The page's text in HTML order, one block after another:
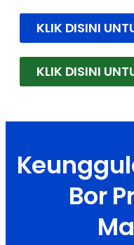
KLIK DISINI
KLIK DISINI
Bor